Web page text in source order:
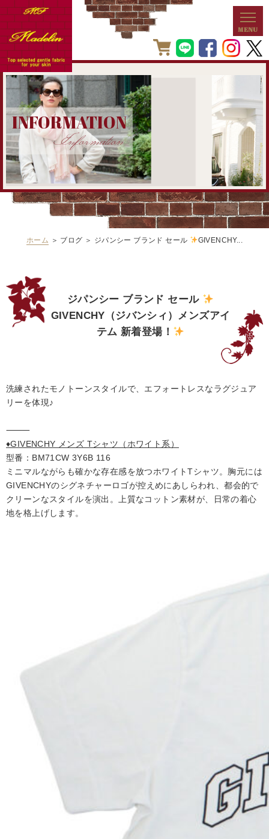
INFORMATION
Information
ホーム ＞ ブログ ＞ ジパンシー ブランド セール GIVENCHY...
ジパンシー ブランド セール
GIVENCHY（ジバンシィ）メンズアイ
テム 新着登場！
洗練されたモノトーンスタイルで、エフォートレスなラグジュア
リーを体現♪
⸻
♦️GIVENCHY メンズ Tシャツ（ホワイト系）
型番：BM71CW 3Y6B 116
ミニマルながらも確かな存在感を放つホワイトTシャツ。胸元には
GIVENCHYのシグネチャーロゴが控えめにあしらわれ、都会的で
クリーンなスタイルを演出。上質なコットン素材が、日常の着心
地を格上げします。